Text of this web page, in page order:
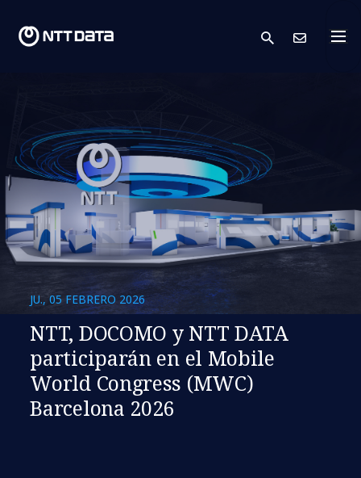
search
JU., 05 FEBRERO 2026
NTT, DOCOMO y NTT DATA
participarán en el Mobile
World Congress (MWC)
Barcelona 2026